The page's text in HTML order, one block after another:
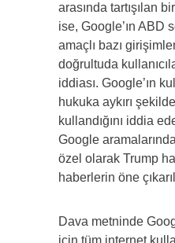
arasında tartışılan
ise, Google’ın ABD
amaçlı bazı
doğrultuda
iddiası. Google’ın
hukuka aykırı
kullandığını iddia
Google
özel olarak Trump
haberlerin öne
Dava metninde